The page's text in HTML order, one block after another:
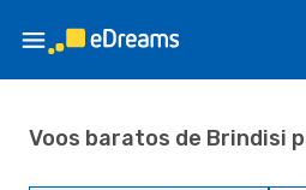
Voos baratos de Brindisi